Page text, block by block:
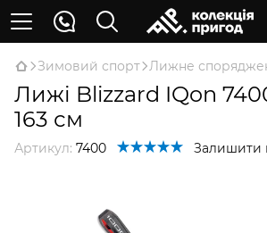
Зимовий спорт Лижне
Лижі Blizzard IQon
163 см
Артикул: 7400 Залишити